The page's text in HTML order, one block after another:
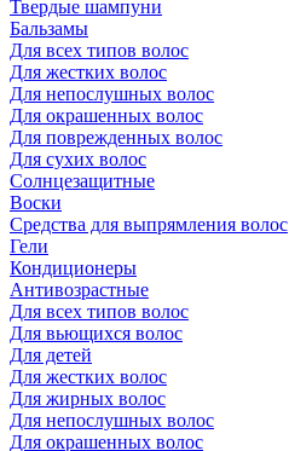
Твердые шампуни
Бальзамы
Для всех типов волос
Для жестких волос
Для непослушных волос
Для окрашенных волос
Для поврежденных волос
Для сухих волос
Солнцезащитные
Воски
Средства для выпрямления волос
Гели
Кондиционеры
Антивозрастные
Для всех типов волос
Для вьющихся волос
Для детей
Для жестких волос
Для жирных волос
Для непослушных волос
Для окрашенных волос